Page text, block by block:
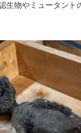
生物やミュータント